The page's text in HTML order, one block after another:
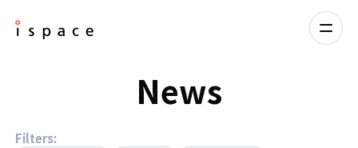
News
Filters: